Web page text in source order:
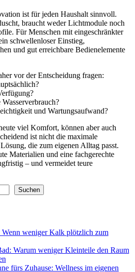
ist für jeden Haushalt sinnvoll.
braucht weder Lichtmodule noch
Für Menschen mit eingeschränkter
schwellenloser Einstieg,
und gut erreichbare Bedienelemente
vor der Entscheidung fragen:
und Wartungsaufwand?
viel Komfort, können aber auch
ist nicht die maximale
die zum eigenen Alltag passt.
Materialien und eine fachgerechte
– und vermeidet teure
Suchen
Wenn weniger Kalk plötzlich zum
Warum weniger Kleinteile den Raum
fürs Zuhause: Wellness im eigenen